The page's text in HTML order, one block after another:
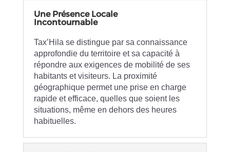
Une Présence Locale
Incontournable
Tax’Hila se distingue par sa connaissance
approfondie du territoire et sa capacité à
répondre aux exigences de mobilité de ses
habitants et visiteurs. La proximité
géographique permet une prise en charge
rapide et efficace, quelles que soient les
situations, même en dehors des heures
habituelles.